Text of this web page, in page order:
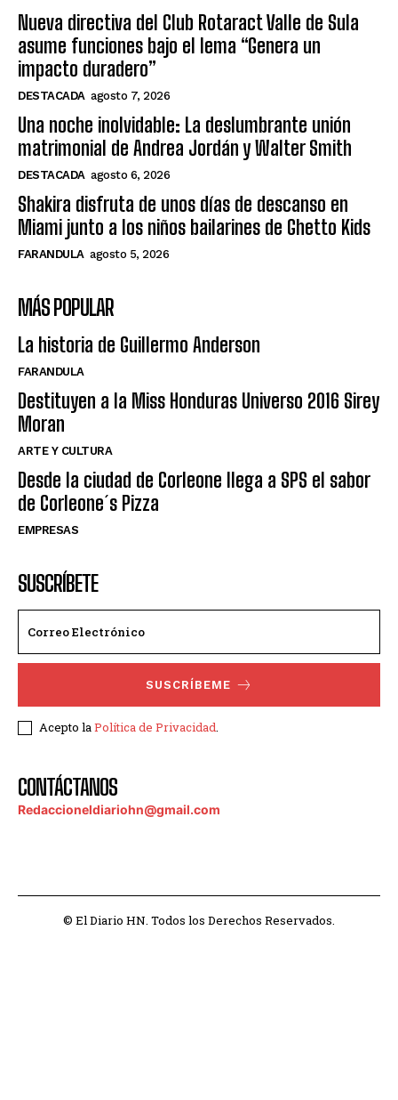
Nueva directiva del Club Rotaract Valle de Sula
asume funciones bajo el lema “Genera un
impacto duradero”
DESTACADA agosto 7, 2026
Una noche inolvidable: La deslumbrante unión
matrimonial de Andrea Jordán y Walter Smith
DESTACADA agosto 6, 2026
Shakira disfruta de unos días de descanso en
Miami junto a los niños bailarines de Ghetto Kids
FARANDULA agosto 5, 2026
MÁS POPULAR
La historia de Guillermo Anderson
FARANDULA
Destituyen a la Miss Honduras Universo 2016 Sirey
Moran
ARTE Y CULTURA
Desde la ciudad de Corleone llega a SPS el sabor
de Corleone´s Pizza
EMPRESAS
SUSCRÍBETE
SUSCRÍBEME
Acepto laPolítica de Privacidad.
CONTÁCTANOS
Redaccioneldiariohn@gmail.com
© El Diario HN. Todos los Derechos Reservados.